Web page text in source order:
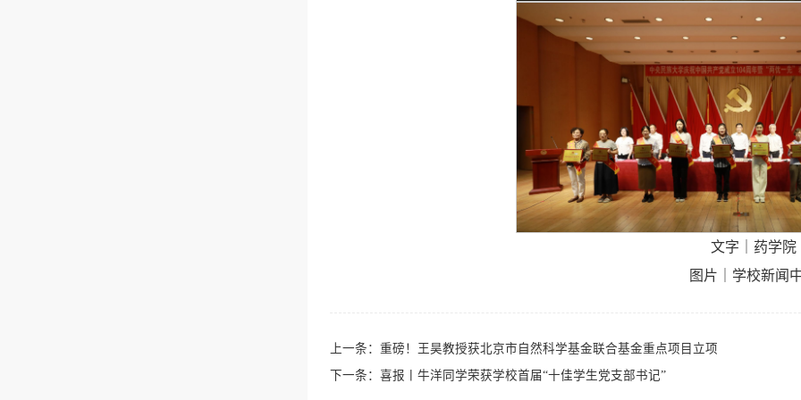
文字｜药学院
图片｜学校新闻
上一条：重磅！王昊教授获北京市自然科学基金联合基金重点项目立项
下一条：喜报丨牛洋同学荣获学校首届“十佳学生党支部书记”